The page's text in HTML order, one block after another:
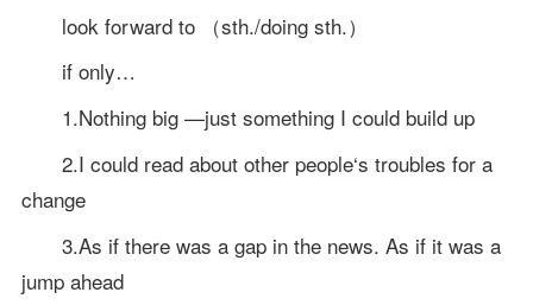
look forward to （sth./doing sth.）
if only…
1.Nothing big —just something I could build up
2.I could read about other people‘s troubles for a
change
3.As if there was a gap in the news. As if it was a
jump ahead